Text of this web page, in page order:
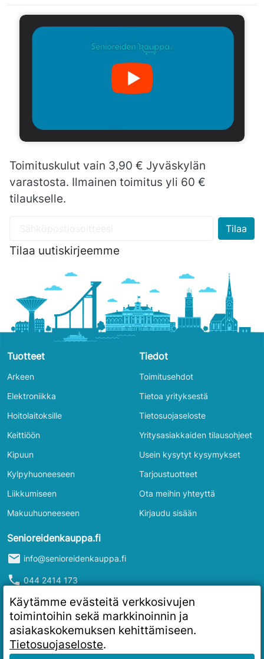
Toimituskulut vain 3,90 € Jyväskylän
varastosta. Ilmainen toimitus yli 60 €
tilaukselle.
Tilaa uutiskirjeemme
Tuotteet
Arkeen
Elektroniikka
Hoitolaitoksille
Keittiöön
Kipuun
Kylpyhuoneeseen
Liikkumiseen
Makuuhuoneeseen
Tiedot
Toimitusehdot
Tietoa yrityksestä
Tietosuojaseloste
Yritysasiakkaiden tilausohjeet
Usein kysytyt kysymykset
Tarjoustuotteet
Ota meihin yhteyttä
Kirjaudu sisään
Senioreidenkauppa.fi
mail info@senioreidenkauppa.fi
phone 044 2414 173
infoY-tunnus: 2986916-4
Käytämme evästeitä verkkosivujen
toimintoihin sekä markkinoinnin ja
asiakaskokemuksen kehittämiseen.
Tietosuojaseloste.